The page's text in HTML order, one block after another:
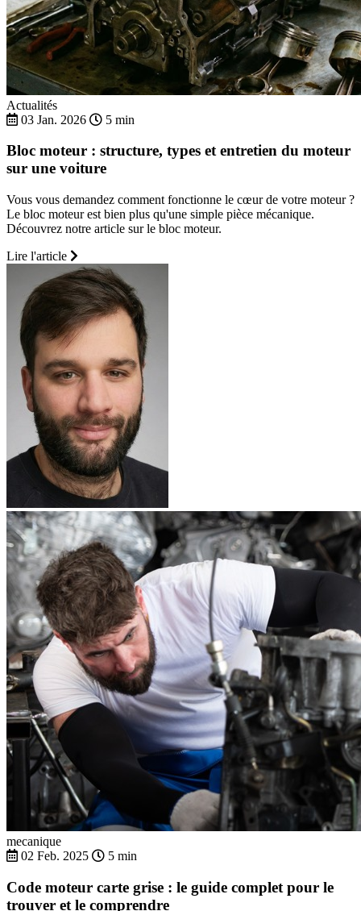
Actualités
03 Jan. 2026
5 min
Bloc moteur : structure, types et entretien du moteur
sur une voiture
Vous vous demandez comment fonctionne le cœur de votre moteur ?
Le bloc moteur est bien plus qu'une simple pièce mécanique.
Découvrez notre article sur le bloc moteur.
Lire l'article
mecanique
02 Feb. 2025
5 min
Code moteur carte grise : le guide complet pour le
trouver et le comprendre